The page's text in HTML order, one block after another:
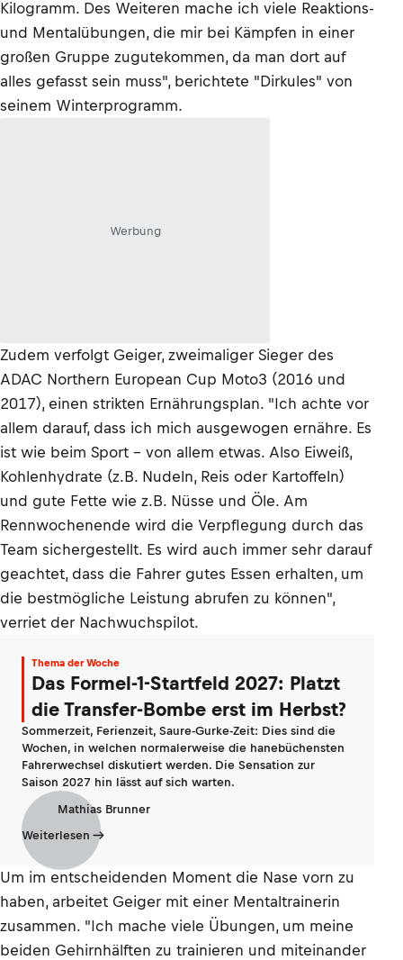
Kilogramm. Des Weiteren mache ich viele Reaktions-
und Mentalübungen, die mir bei Kämpfen in einer
großen Gruppe zugutekommen, da man dort auf
alles gefasst sein muss", berichtete "Dirkules" von
seinem Winterprogramm.
Werbung
Zudem verfolgt Geiger, zweimaliger Sieger des
ADAC Northern European Cup Moto3 (2016 und
2017), einen strikten Ernährungsplan. "Ich achte vor
allem darauf, dass ich mich ausgewogen ernähre. Es
ist wie beim Sport – von allem etwas. Also Eiweiß,
Kohlenhydrate (z.B. Nudeln, Reis oder Kartoffeln)
und gute Fette wie z.B. Nüsse und Öle. Am
Rennwochenende wird die Verpflegung durch das
Team sichergestellt. Es wird auch immer sehr darauf
geachtet, dass die Fahrer gutes Essen erhalten, um
die bestmögliche Leistung abrufen zu können",
verriet der Nachwuchspilot.
Thema der Woche
Das Formel-1-Startfeld 2027: Platzt
die Transfer-Bombe erst im Herbst?
Sommerzeit, Ferienzeit, Saure-Gurke-Zeit: Dies sind die
Wochen, in welchen normalerweise die hanebüchensten
Fahrerwechsel diskutiert werden. Die Sensation zur
Saison 2027 hin lässt auf sich warten.
Mathias Brunner
Weiterlesen
Um im entscheidenden Moment die Nase vorn zu
haben, arbeitet Geiger mit einer Mentaltrainerin
zusammen. "Ich mache viele Übungen, um meine
beiden Gehirnhälften zu trainieren und miteinander